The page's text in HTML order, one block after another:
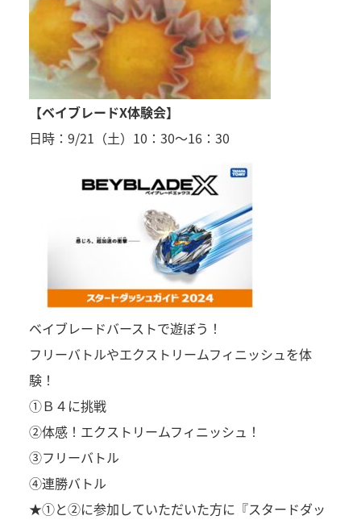
【ベイブレードX体験会】
日時：9/21（土）10：30～16：30
ベイブレードバーストで遊ぼう！
フリーバトルやエクストリームフィニッシュを体
験！
①Ｂ４に挑戦
②体感！エクストリームフィニッシュ！
③フリーバトル
④連勝バトル
★①と②に参加していただいた方に『スタードダッ